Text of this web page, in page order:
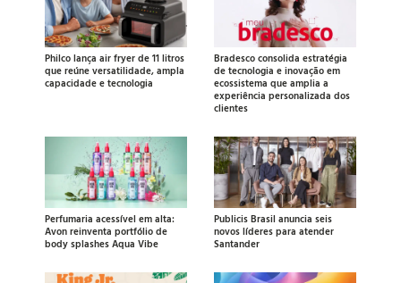
Philco lança air fryer de 11 litros
que reúne versatilidade, ampla
capacidade e tecnologia
Bradesco consolida estratégia
de tecnologia e inovação em
ecossistema que amplia a
experiência personalizada dos
clientes
Perfumaria acessível em alta:
Avon reinventa portfólio de
body splashes Aqua Vibe
Publicis Brasil anuncia seis
novos líderes para atender
Santander